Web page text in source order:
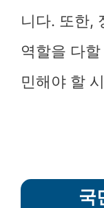
니다. 또한,
역할을 다
민해야 할
국